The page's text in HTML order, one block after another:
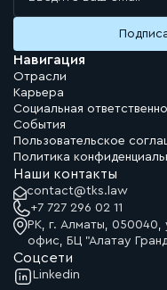
Навигация
Отрасли
Карьера
Социальная
События
Пользовательское
Политика
Наши контакты
contact@tks.law
+7 727 296 02 11
РК, г. Алматы, 050040,
офис, БЦ "Алатау
Соцсети
Linkedin